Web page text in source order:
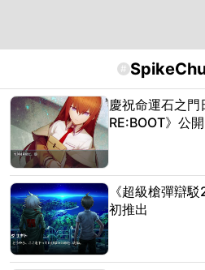
#
慶祝命運石之門
RE:BOOT》公
《超級槍彈辯
初推出